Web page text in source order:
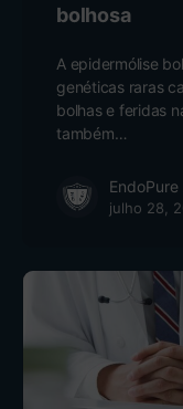
bolhosa
A epidermólise
genéticas raras
bolhas e feridas
também…
julho 28,